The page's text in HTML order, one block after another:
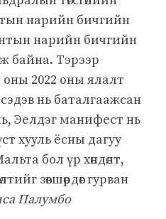
нарийн бичгийн
нарийн бичгийн
байна. Тэрээр
оны 2022 оны ялалт
нь баталгаажсан
Эелдэг манифест нь
хууль ёсны дагуу
бол үр хөндөлт,
зөвшөөрдөг гурван
Палумбо